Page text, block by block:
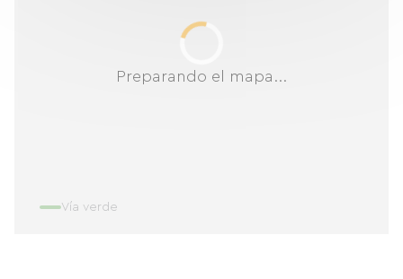
Preparando el mapa...
Vía verde